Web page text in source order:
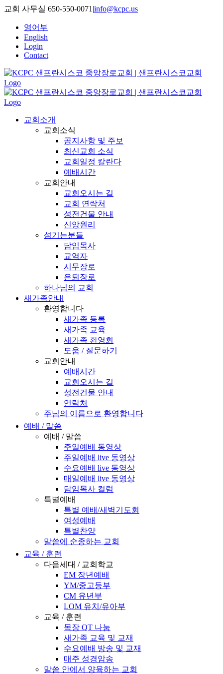
Skip
content
교회 사무실 650-550-0071 |info@kcpc.us
영어부
English
Login
Contact
교회소개
교회소식
공지사항 및 주보
최신교회 소식
교회일정 칼란다
예배시간
교회안내
교회오시는 길
교회 연락처
성전건물 안내
신앙원리
섬기는분들
담임목사
교역자
시무장로
은퇴장로
하나님의 교회
새가족안내
환영합니다
새가족 등록
새가족 교육
새가족 환영회
도움 / 질문하기
교회안내
예배시간
교회오시는 길
성전건물 안내
연락처
주님의 이름으로 환영합니다
예배 / 말씀
예배 / 말씀
주일예배 동영상
주일예배 live 동영상
수요예배 live 동영상
매일예배 live 동영상
담임목사 컬럼
특별예배
특별 예배/새벽기도회
여성예배
특별찬양
말씀에 순종하는 교회
교육 / 훈련
다음세대 / 교회학교
EM 장년예배
YM/중고등부
CM 유년부
LOM 유치/유아부
교육 / 훈련
목장 QT 나눔
새가족 교육 및 교재
수요예배 방송 및 교재
매주 성경암송
말씀 안에서 양육하는 교회